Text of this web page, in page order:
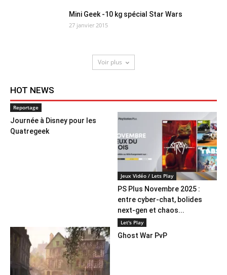
Mini Geek -10 kg spécial Star Wars
27 janvier 2015
Voir plus
HOT NEWS
Reportage
Journée à Disney pour les
Quatregeek
Jeux Vidéo / Lets Play
PS Plus Novembre 2025 :
entre cyber-chat, bolides
next-gen et chaos...
Let's Play
Ghost War PvP